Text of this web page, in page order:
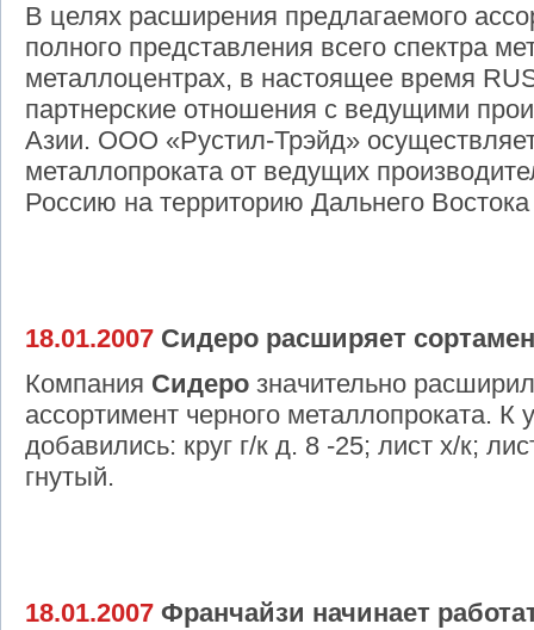
В целях расширения предлагаемого
полного представления всего спектра
металлоцентрах, в настоящее время
партнерские отношения с ведущими
Азии. ООО «Рустил-Трэйд»
металлопроката от ведущих
Россию на территорию Дальнего
18.01.2007 Сидеро расширяет
Компания Сидеро значительно
ассортимент черного металлопроката.
добавились: круг г/к д. 8 -25; лист х/к;
гнутый.
18.01.2007 Франчайзи начинает